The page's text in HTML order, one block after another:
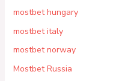
mostbet hungary
mostbet italy
mostbet norway
Mostbet Russia